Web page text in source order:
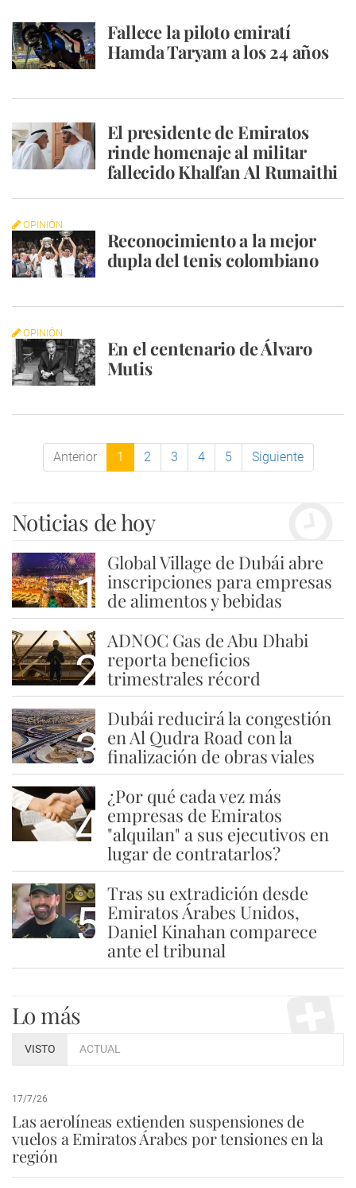
Fallece la piloto emiratí
Hamda Taryam a los 24 años
El presidente de Emiratos
rinde homenaje al militar
fallecido Khalfan Al Rumaithi
OPINIÓN
Reconocimiento a la mejor
dupla del tenis colombiano
OPINIÓN
En el centenario de Álvaro
Mutis
Anterior 1 2 3 4 5 Siguiente
Noticias de hoy
1
Global Village de Dubái abre
inscripciones para empresas
de alimentos y bebidas
2
ADNOC Gas de Abu Dhabi
reporta beneficios
trimestrales récord
3
Dubái reducirá la congestión
en Al Qudra Road con la
finalización de obras viales
4
¿Por qué cada vez más
empresas de Emiratos
"alquilan" a sus ejecutivos en
lugar de contratarlos?
5
Tras su extradición desde
Emiratos Árabes Unidos,
Daniel Kinahan comparece
ante el tribunal
Lo más
VISTO ACTUAL
17/7/26
Las aerolíneas extienden suspensiones de
vuelos a Emiratos Árabes por tensiones en la
región